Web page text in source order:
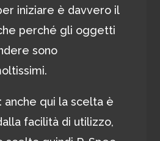
iniziare è davvero il
perché gli oggetti
sono
anche qui la scelta è
facilità di utilizzo,